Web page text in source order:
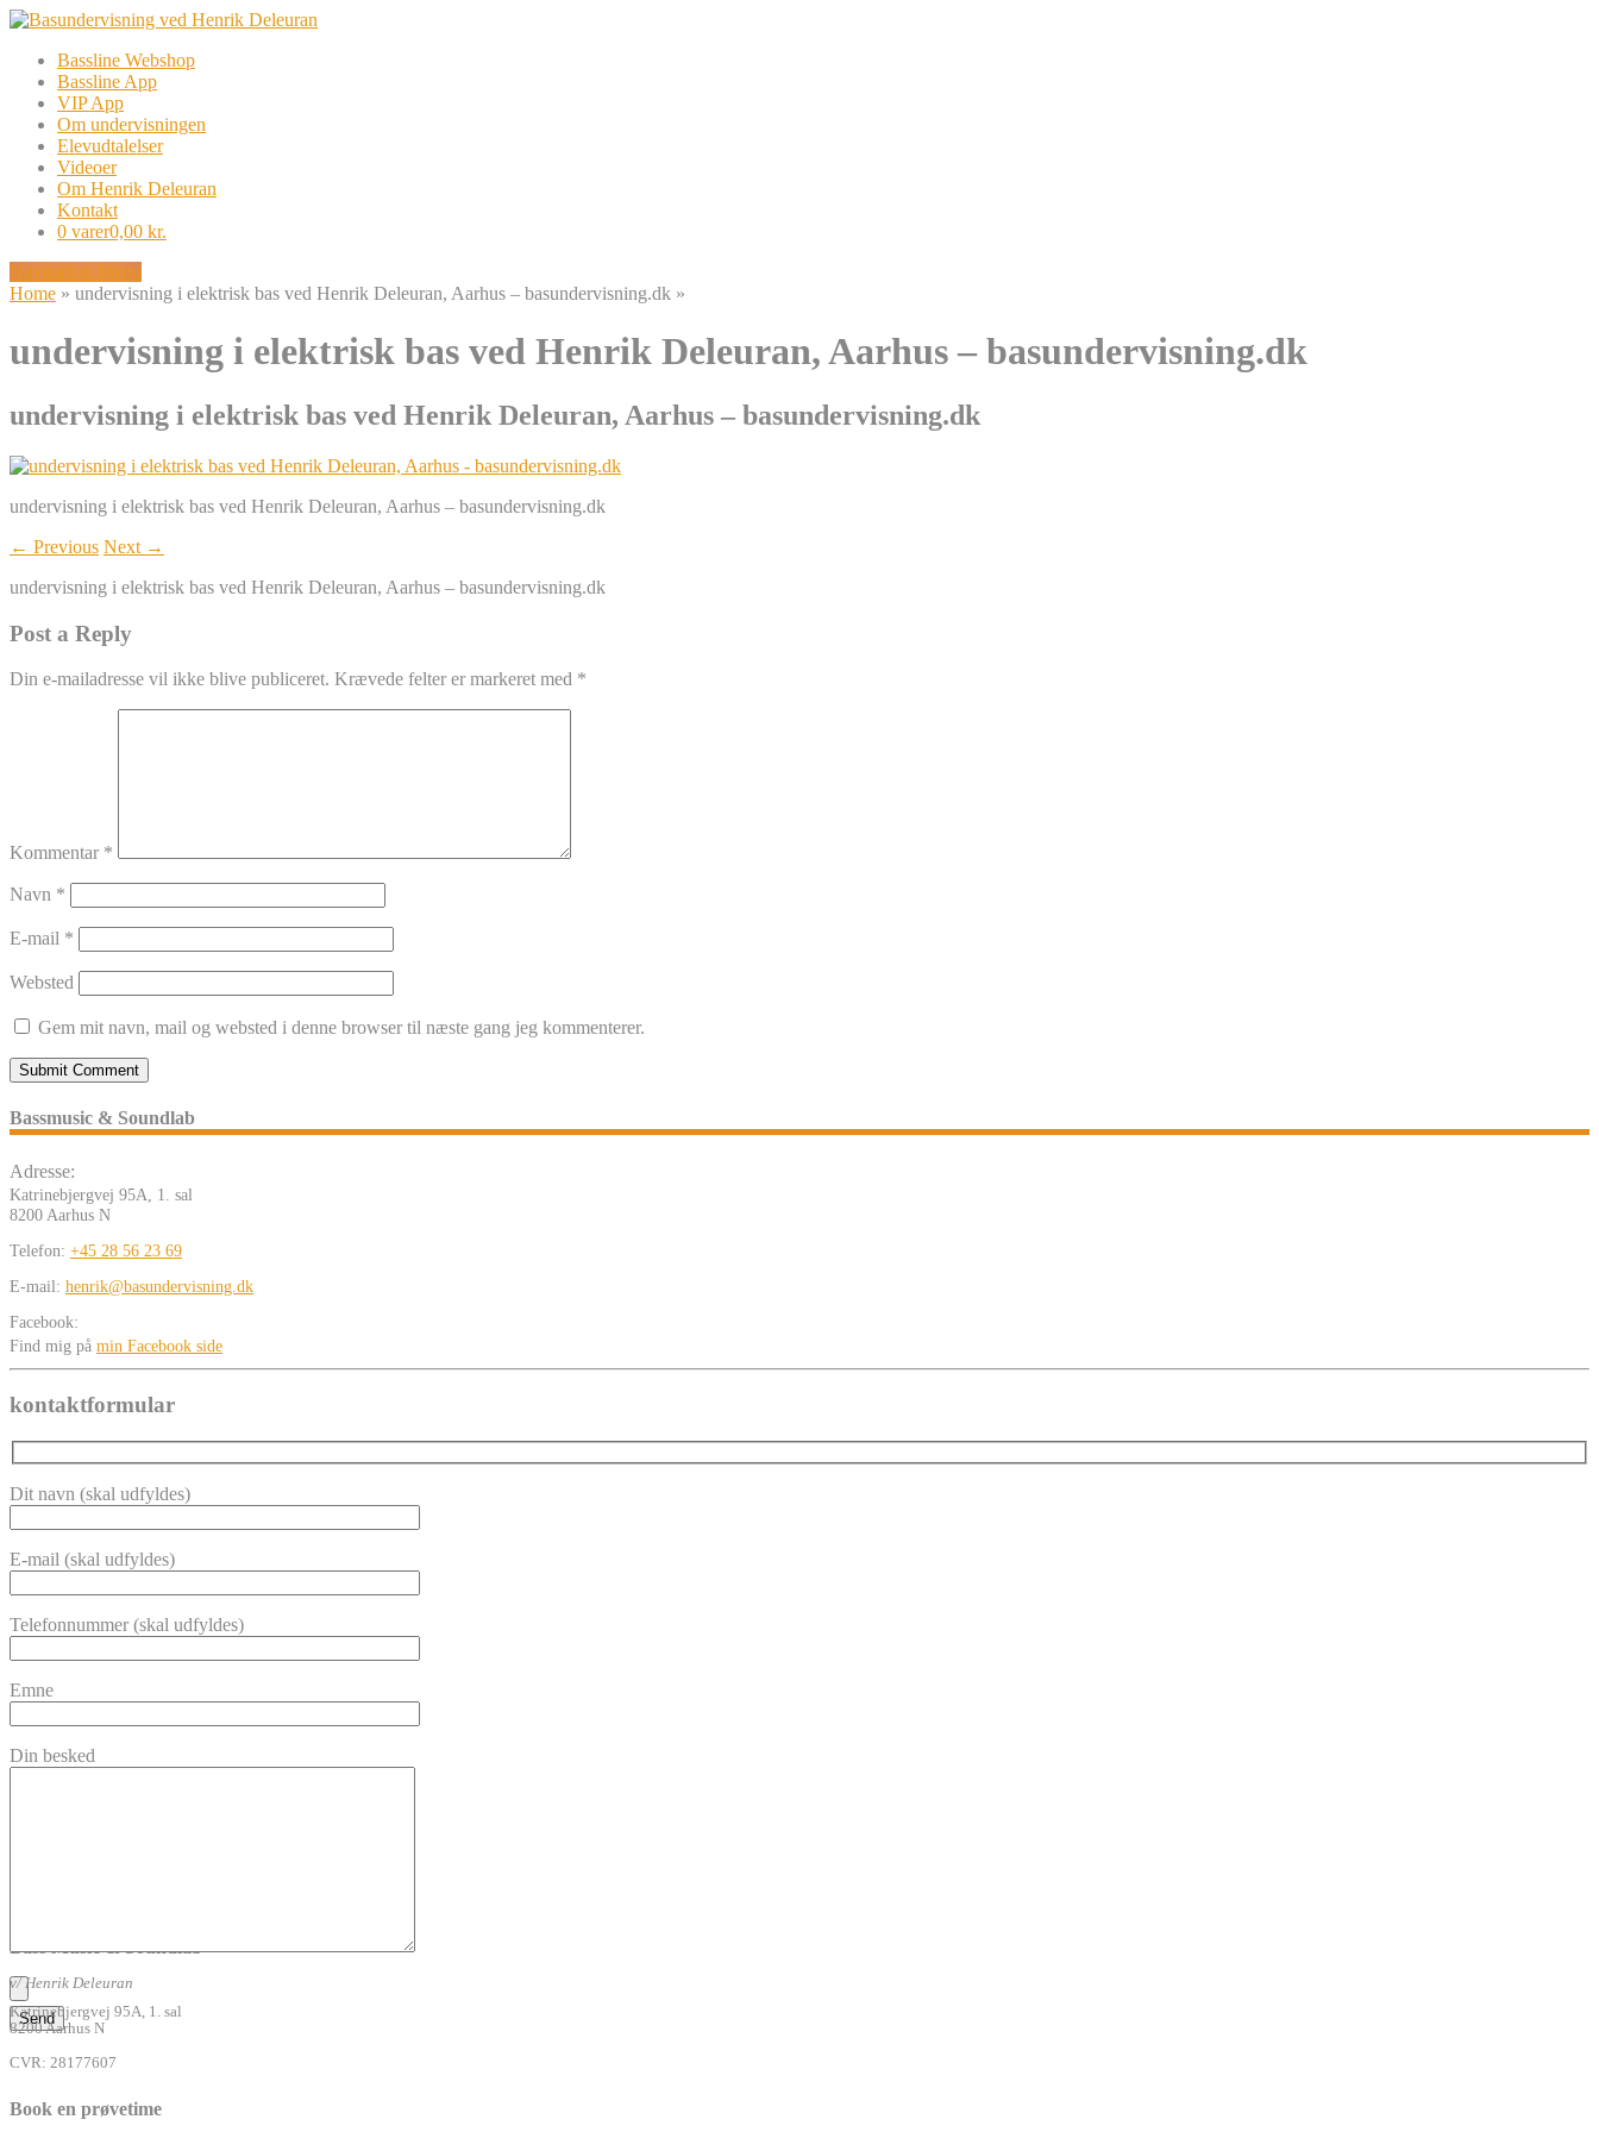
Bassline Webshop
Bassline App
VIP App
Om undervisningen
Elevudtalelser
Videoer
Om Henrik Deleuran
Kontakt
0 varer0,00 kr.
Navigation Menu
Home » undervisning i elektrisk bas ved Henrik Deleuran, Aarhus – basundervisning.dk »
undervisning i elektrisk bas ved Henrik Deleuran, Aarhus – basundervisning.dk
undervisning i elektrisk bas ved Henrik Deleuran, Aarhus – basundervisning.dk
undervisning i elektrisk bas ved Henrik Deleuran, Aarhus – basundervisning.dk
← Previous Next →
undervisning i elektrisk bas ved Henrik Deleuran, Aarhus – basundervisning.dk
Post a Reply
Din e-mailadresse vil ikke blive publiceret. Krævede felter er markeret med *
Kommentar *
Navn *
E-mail *
Websted
Gem mit navn, mail og websted i denne browser til næste gang jeg kommenterer.
Bassmusic & Soundlab
Adresse:
Katrinebjergvej 95A, 1. sal
8200 Aarhus N
Telefon: +45 28 56 23 69
E-mail: henrik@basundervisning.dk
Facebook:
Find mig på min Facebook side
kontaktformular
Dit navn (skal udfyldes)
E-mail (skal udfyldes)
Telefonnummer (skal udfyldes)
Emne
Din besked
Bass Music & Soundlab
v/ Henrik Deleuran
Katrinebjergvej 95A, 1. sal
8200 Aarhus N
CVR: 28177607
Book en prøvetime